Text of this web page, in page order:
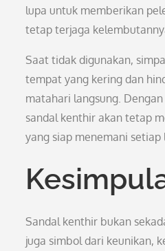
lupa untuk memberikan
tetap terjaga
Saat tidak digunakan,
tempat yang kering dan
matahari langsung.
sandal kenthir akan tetap
yang siap menemani setiap
Sandal kenthir bukan
juga simbol dari keunikan,